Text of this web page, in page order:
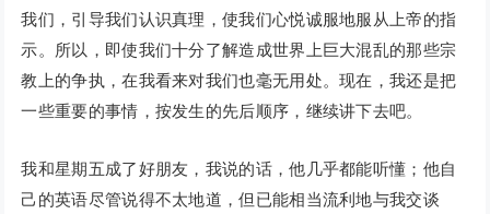
我们，引导我们认识真理，使我们心悦诚服地服从上帝的指
示。所以，即使我们十分了解造成世界上巨大混乱的那些宗
教上的争执，在我看来对我们也毫无用处。现在，我还是把
一些重要的事情，按发生的先后顺序，继续讲下去吧。
我和星期五成了好朋友，我说的话，他几乎都能听懂；他自
己的英语尽管说得不太地道，但已能相当流利地与我交谈